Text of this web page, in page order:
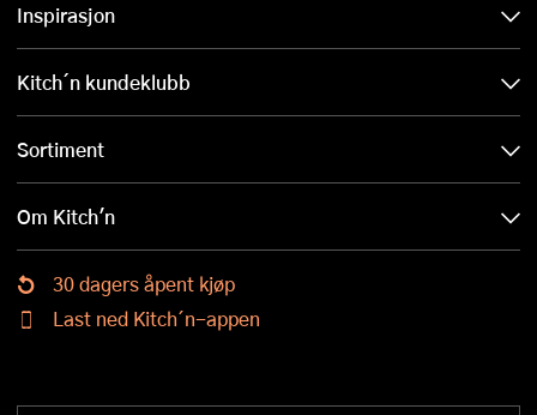
Inspirasjon
Kitch´n kundeklubb
Sortiment
Om Kitch'n
30 dagers åpent kjøp
Last ned Kitch´n-appen